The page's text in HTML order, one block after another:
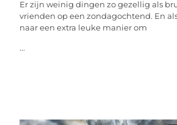
Er zijn weinig dingen zo gezellig als
vrienden op een zondagochtend. En
naar een extra leuke manier om
...